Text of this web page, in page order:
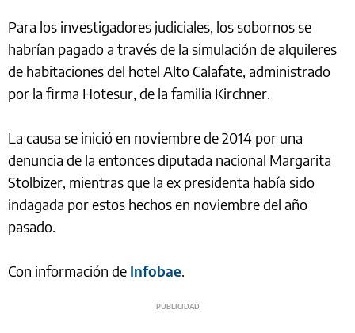
Para los investigadores judiciales, los sobornos se
habrían pagado a través de la simulación de alquileres
de habitaciones del hotel Alto Calafate, administrado
por la firma Hotesur, de la familia Kirchner.
La causa se inició en noviembre de 2014 por una
denuncia de la entonces diputada nacional Margarita
Stolbizer, mientras que la ex presidenta había sido
indagada por estos hechos en noviembre del año
pasado.
Con información de Infobae.